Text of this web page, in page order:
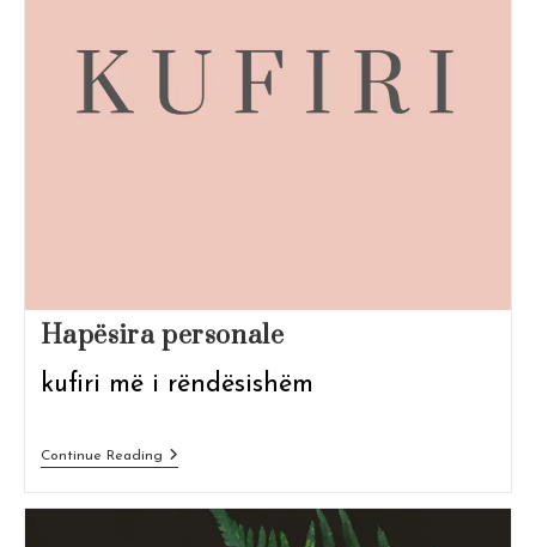
Hapësira personale
kufiri më i rëndësishëm
Continue ReadingHapësira